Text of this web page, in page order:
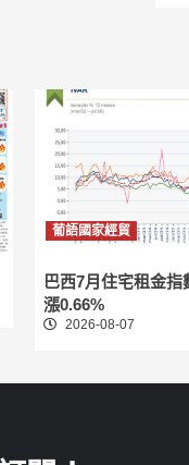
葡語國家經貿
巴西7月住宅租金指
漲0.66%
2026-08-07